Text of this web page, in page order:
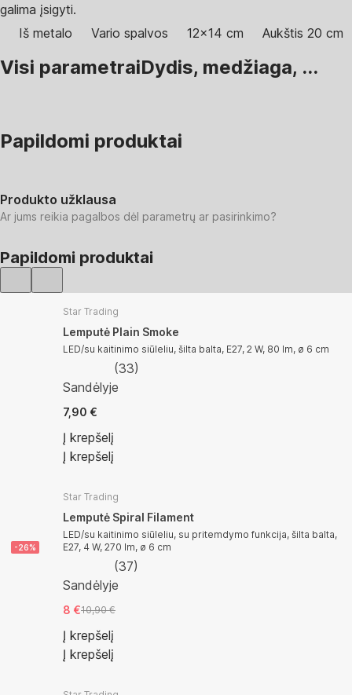
galima įsigyti.
Iš metalo
Vario spalvos 12x14 cm Aukštis 20 cm
Visi parametraiDydis, medžiaga, ...
Papildomi produktai
Produkto užklausa
Ar jums reikia pagalbos dėl parametrų ar pasirinkimo?
Papildomi produktai
Star Trading
Lemputė Plain Smoke
LED/su kaitinimo siūleliu, šilta balta, E27, 2 W, 80 lm, ø 6 cm
(33)
Sandėlyje
7,90 €
Į krepšelį
Į krepšelį
-26%
Star Trading
Lemputė Spiral Filament
LED/su kaitinimo siūleliu, su pritemdymo funkcija, šilta balta,
E27, 4 W, 270 lm, ø 6 cm
(37)
Sandėlyje
8 €10,90 €
Į krepšelį
Į krepšelį